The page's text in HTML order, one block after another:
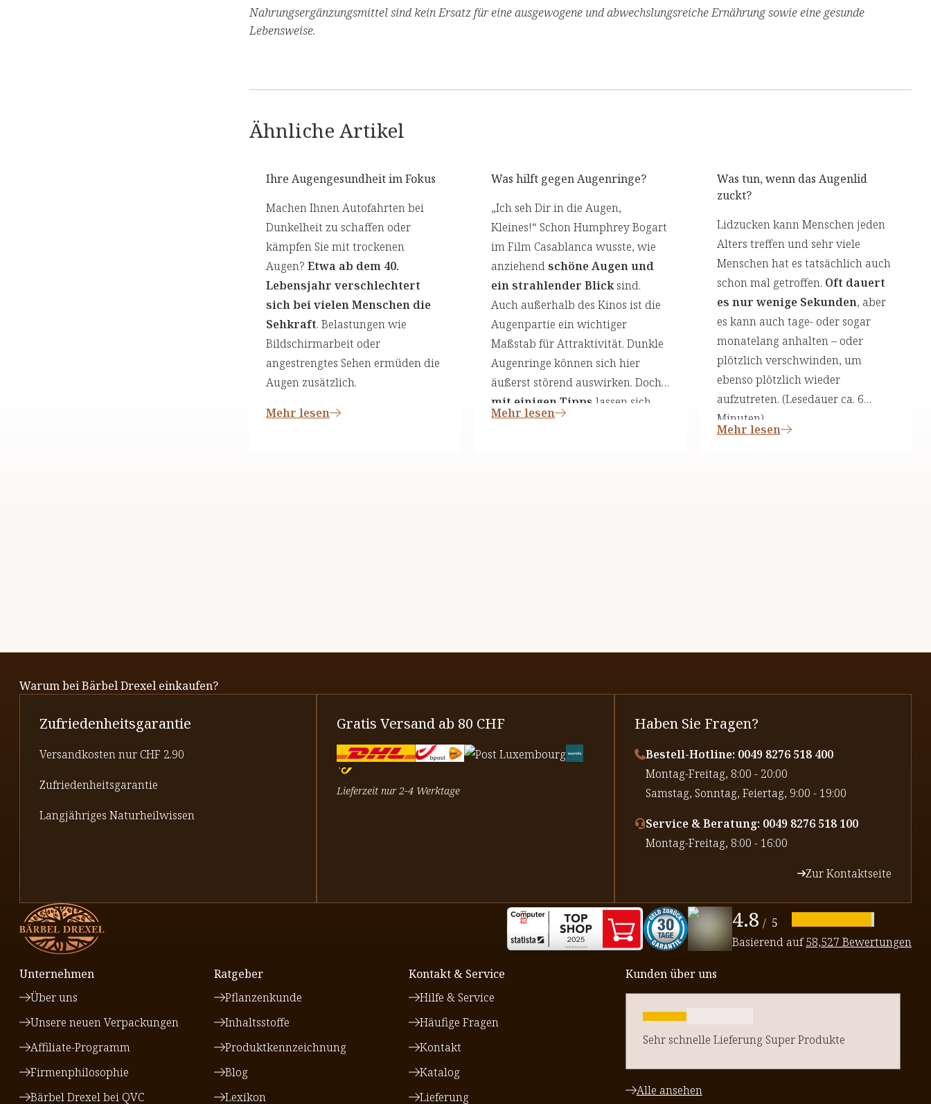
Nahrungsergänzungsmittel sind kein Ersatz für eine ausgewogene und abwechslungsreiche Ernährung sowie eine gesunde
Lebensweise.
Ähnliche Artikel
Ihre Augengesundheit im Fokus
Machen Ihnen Autofahrten bei
Dunkelheit zu schaffen oder
kämpfen Sie mit trockenen
Augen? Etwa ab dem 40.
Lebensjahr verschlechtert
sich bei vielen Menschen die
Sehkraft. Belastungen wie
Bildschirmarbeit oder
angestrengtes Sehen ermüden die
Augen zusätzlich.
Mehr lesen
Was hilft gegen Augenringe?
„Ich seh Dir in die Augen,
Kleines!“ Schon Humphrey Bogart
im Film Casablanca wusste, wie
anziehendschöne Augen und
ein strahlender Blicksind.
Auch außerhalb des Kinos ist die
Augenpartie ein wichtiger
Maßstab für Attraktivität. Dunkle
Augenringe können sich hier
äußerst störend auswirken. Doch
mit einigen Tipps lassen sich
diese Probleme merklich
Mehr lesen
Was tun, wenn das Augenlid
zuckt?
Lidzucken kann Menschen jeden
Alters treffen und sehr viele
Menschen hat es tatsächlich auch
schon mal getroffen. Oft dauert
es nur wenige Sekunden, aber
es kann auch tage- oder sogar
monatelang anhalten – oder
plötzlich verschwinden, um
ebenso plötzlich wieder
aufzutreten. (Lesedauer ca. 6
Minuten)
Mehr lesen
Warum bei Bärbel Drexel einkaufen?
Zufriedenheitsgarantie
Versandkosten nur CHF 2.90
Zufriedenheitsgarantie
Langjähriges Naturheilwissen
Gratis Versand ab 80 CHF
Lieferzeit nur 2-4 Werktage
Haben Sie Fragen?
Bestell-Hotline: 0049 8276 518 400
⁠Montag-Freitag, 8:00 - 20:00
⁠Samstag, Sonntag, Feiertag, 9:00 - 19:00
Service & Beratung: 0049 8276 518 100
⁠Montag-Freitag, 8:00 - 16:00
Zur Kontaktseite
4.8 / 5
Basierend auf58,527 Bewertungen
Unternehmen
Über uns
Unsere neuen Verpackungen
Affiliate-Programm
Firmenphilosophie
Bärbel Drexel bei QVC
Ratgeber
Pflanzenkunde
Inhaltsstoffe
Produktkennzeichnung
Blog
Lexikon
Kontakt & Service
Hilfe & Service
Häufige Fragen
Kontakt
Katalog
Lieferung
Kunden über uns
Sehr schnelle Lieferung Super Produkte
Alle ansehen